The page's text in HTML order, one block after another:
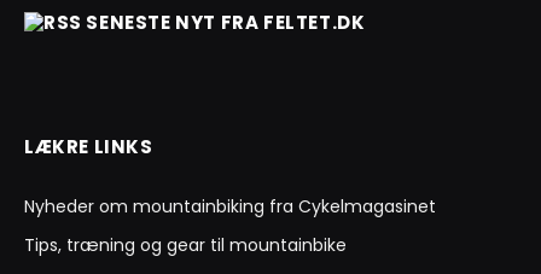
SENESTE NYT FRA FELTET.DK
LÆKRE LINKS
Nyheder om mountainbiking fra Cykelmagasinet
Tips, træning og gear til mountainbike